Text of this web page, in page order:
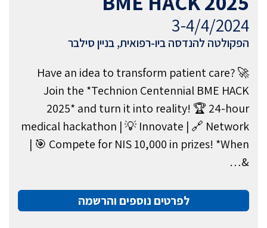
3-4/4/2024
הפקולטה להנדסה ביו-רפואית, בניין סילבר
🚀 Have an idea to transform patient care?
Join the *Technion Centennial BME HACK
2025* and turn it into reality! 🏆 24-hour
medical hackathon | 💡 Innovate | 🔗 Network
| 🎯 Compete for NIS 10,000 in prizes! *When
&…
לפרטים נוספים והרשמה